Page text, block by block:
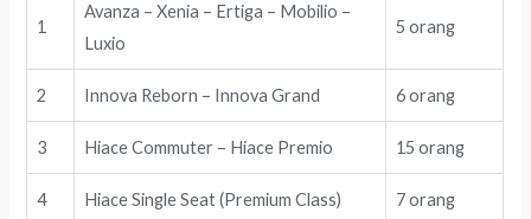
1
Avanza – Xenia – Ertiga – Mobilio –
Luxio
5 orang
2 Innova Reborn – Innova Grand 6 orang
3 Hiace Commuter – Hiace Premio 15 orang
4 Hiace Single Seat (Premium Class) 7 orang